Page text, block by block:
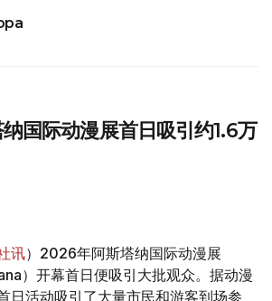
国际动漫展首日吸引约1.6万
讯）2026年阿斯塔纳国际动漫展
）开幕首日便吸引大批观众。据动漫
日活动吸引了大量市民和游客到场参